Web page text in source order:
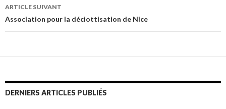
articles
ARTICLE SUIVANT
Association pour la déciottisation de Nice
DERNIERS ARTICLES PUBLIÉS